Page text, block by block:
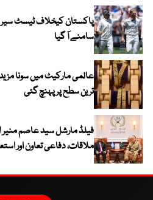
سامنے آ گیا
ترین سطح پر پہنچ گئی
فیلڈ مارشل سید عاصم منیر
ملاقات، دفاعی تعاون اور